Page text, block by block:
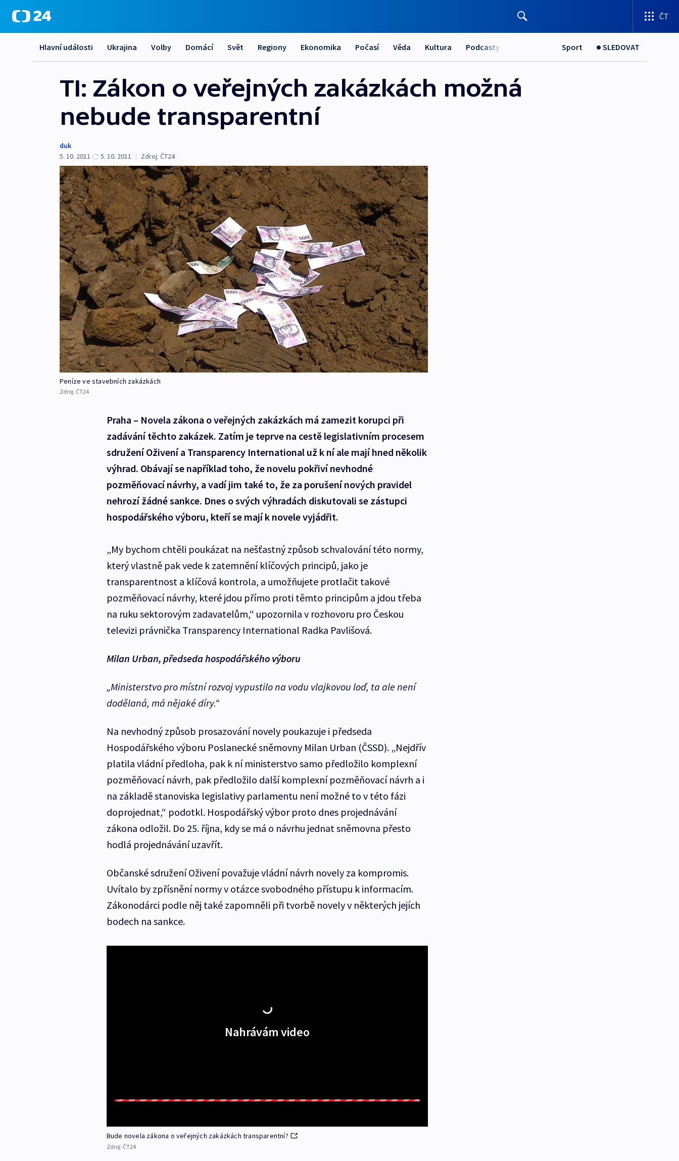
ČT
Hlavní události Ukrajina Volby Domácí Svět Regiony Ekonomika Počasí Věda Kultura Podcasty Sport SLEDOVAT
TI: Zákon o veřejných zakázkách možná
nebude transparentní
duk
5. 10. 2011
5. 10. 2011 | Zdroj: ČT24
Peníze ve stavebních zakázkách
Zdroj: ČT24
Praha – Novela zákona o veřejných zakázkách má zamezit korupci při
zadávání těchto zakázek. Zatím je teprve na cestě legislativním procesem
sdružení Oživení a Transparency International už k ní ale mají hned několik
výhrad. Obávají se například toho, že novelu pokřiví nevhodné
pozměňovací návrhy, a vadí jim také to, že za porušení nových pravidel
nehrozí žádné sankce. Dnes o svých výhradách diskutovali se zástupci
hospodářského výboru, kteří se mají k novele vyjádřit.
„My bychom chtěli poukázat na nešťastný způsob schvalování této normy,
který vlastně pak vede k zatemnění klíčových principů, jako je
transparentnost a klíčová kontrola, a umožňujete protlačit takové
pozměňovací návrhy, které jdou přímo proti těmto principům a jdou třeba
na ruku sektorovým zadavatelům,“ upozornila v rozhovoru pro Českou
televizi právnička Transparency International Radka Pavlišová.
Milan Urban, předseda hospodářského výboru
„Ministerstvo pro místní rozvoj vypustilo na vodu vlajkovou loď, ta ale není
dodělaná, má nějaké díry.“
Na nevhodný způsob prosazování novely poukazuje i předseda
Hospodářského výboru Poslanecké sněmovny Milan Urban (ČSSD). „Nejdřív
platila vládní předloha, pak k ní ministerstvo samo předložilo komplexní
pozměňovací návrh, pak předložilo další komplexní pozměňovací návrh a i
na základě stanoviska legislativy parlamentu není možné to v této fázi
doprojednat,“ podotkl. Hospodářský výbor proto dnes projednávání
zákona odložil. Do 25. října, kdy se má o návrhu jednat sněmovna přesto
hodlá projednávání uzavřít.
Občanské sdružení Oživení považuje vládní návrh novely za kompromis.
Uvítalo by zpřísnění normy v otázce svobodného přístupu k informacím.
Zákonodárci podle něj také zapomněli při tvorbě novely v některých jejích
bodech na sankce.
Nahrávám video
Bude novela zákona o veřejných zakázkách transparentní?
Zdroj: ČT24